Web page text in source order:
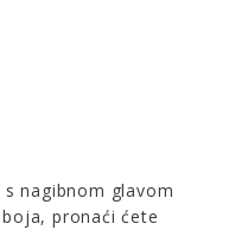
nagibnom glavom
pronaći ćete